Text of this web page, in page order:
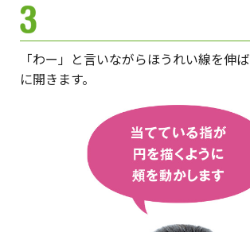
「わー」と言いながらほうれい線を伸
に開きます。